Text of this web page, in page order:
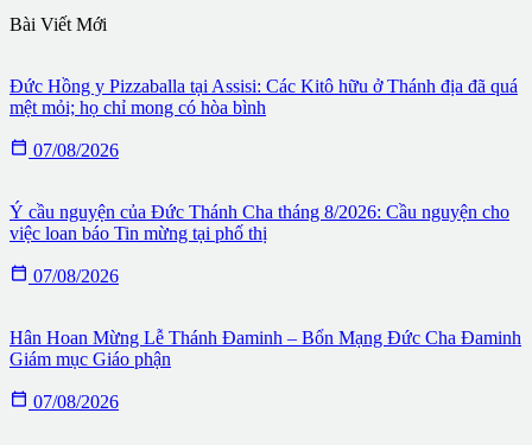
Bài Viết Mới
Đức Hồng y Pizzaballa tại Assisi: Các Kitô hữu ở Thánh địa đã quá
mệt mỏi; họ chỉ mong có hòa bình
 07/08/2026
Ý cầu nguyện của Đức Thánh Cha tháng 8/2026: Cầu nguyện cho
việc loan báo Tin mừng tại phố thị
 07/08/2026
Hân Hoan Mừng Lễ Thánh Đaminh – Bổn Mạng Đức Cha Đaminh
Giám mục Giáo phận
 07/08/2026